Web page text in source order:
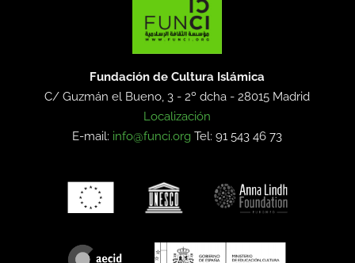
Fundación de Cultura Islámica
C/ Guzmán el Bueno, 3 - 2º dcha -28015 Madrid
Localización
E-mail: info@funci.org Tel: 91 543 46 73